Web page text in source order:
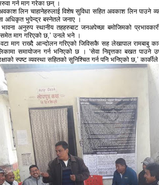
गर्न माग गरेका छन् ।
लिन चाहानेहरुलाई विशेष सुविधा सहित अवकाश लिन पाउने
अधिकृत भुपेन्द्र बस्नेतले जनाए ।
भावना अनुरुप स्थानीय तहहरुबाट जनअपेच्छा बमोजिमको
माग गरिएको छ,’ उनले भने ।
माग राख्दै आन्दोलन गरिएको जिविसकै सह लेखापाल रामबाबु
समायोजन गर्न भनिएको छ । ‘सेवा निवृत्तका बखत पाउने
स्पष्ट व्यवस्था सहितको सुनिश्चित गर्न पनि भनिएको छ,’